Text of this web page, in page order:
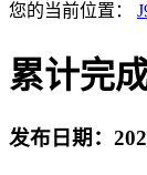
您的当前位置：
累计完
发布日期：